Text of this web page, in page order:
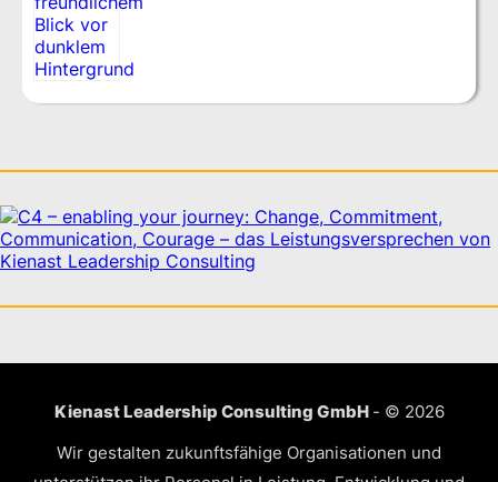
Kienast Leadership Consulting GmbH - © 2026
Wir gestalten zukunftsfähige Organisationen und